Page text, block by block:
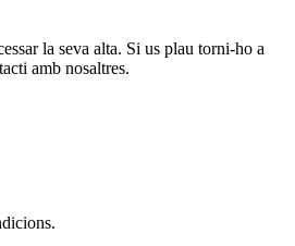
la seva alta. Si us plau torni-ho a
amb nosaltres.